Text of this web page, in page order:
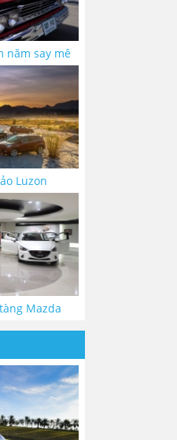
năm say mê
Luzon
Mazda